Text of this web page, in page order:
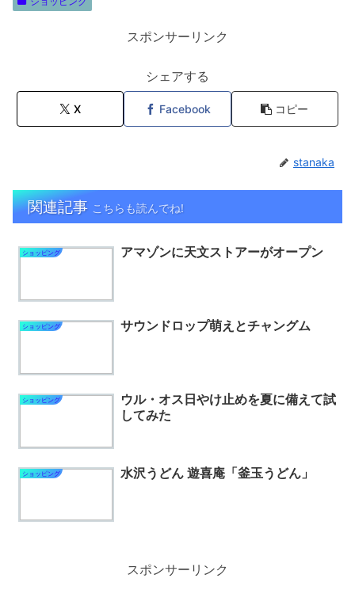
スポンサーリンク
シェアする
X Facebook コピー
stanaka
関連記事 こちらも読んでね!
ショッピング アマゾンに天文ストアーがオープン
ショッピング サウンドロップ萌えとチャングム
ショッピング
ウル・オス日やけ止めを夏に備えて試
してみた
ショッピング 水沢うどん 遊喜庵「釜玉うどん」
スポンサーリンク